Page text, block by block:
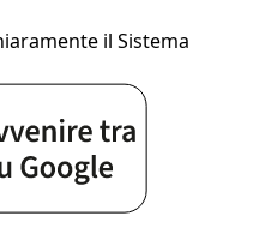
il Sistema